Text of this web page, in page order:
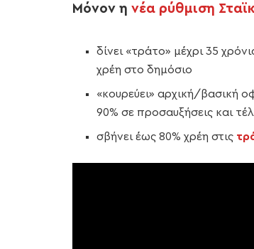
Μόνον η νέα ρύθμιση
δίνει «τράτο» μέχρι 35
χρέη στο δημόσιο
«κουρεύει» αρχική/βασική
90% σε προσαυξήσεις και
σβήνει έως 80% χρέη στις